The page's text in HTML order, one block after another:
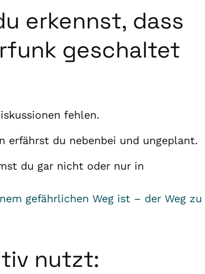
erkennst, dass
geschaltet
fehlen.
erfährst du nebenbei und ungeplant.
du gar nicht oder nur in
gefährlichen Weg ist – der Weg zu
nutzt: